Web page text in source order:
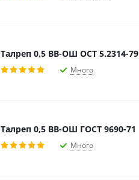
Талреп 0,5 ВВ-ОШ ОСТ 5.2314-79
Много
Талреп 0,5 ВВ-ОШ ГОСТ 9690-71
Много